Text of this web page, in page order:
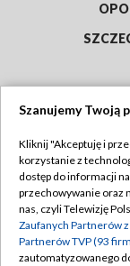
Abonament
Emisja w TVP
Centrum
Szanujemy Twoją
Kliknij "Akceptuję i
korzystanie z
dostęp do informacji
przechowywanie oraz
nas, czyli Telewizję
Zaufanych Partnerów
Partnerów TVP (93
zautomatyzowanego